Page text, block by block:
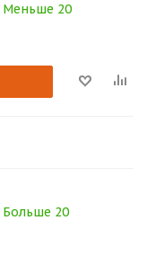
Меньше 20
Больше 20